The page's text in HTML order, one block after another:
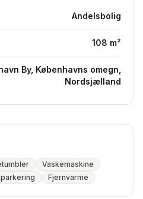
Andelsbolig
108 m²
By, Københavns omegn,
Nordsjælland
Vaskemaskine
Fjernvarme